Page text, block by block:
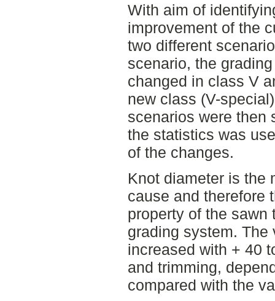
With aim of
improvement of the
two different
scenario, the
changed in class V
new class (V-
scenarios were then
the statistics was
of the changes.
Knot diameter is the
cause and therefore
property of the sawn
grading system. The
increased with + 40
and trimming,
compared with the